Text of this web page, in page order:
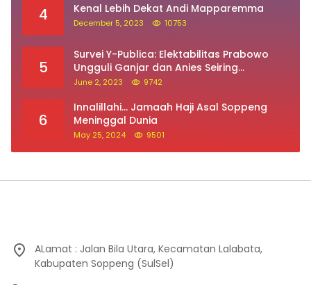
4 Kenal Lebih Dekat Andi Mapparemma
December 5, 2023 10753
5
Survei Y-Publica: Elektabilitas Prabowo
Ungguli Ganjar dan Anies Seiring
Kepuasan Terhadap Jokowi Naik
June 2, 2023 9742
6
Innalillahi… Jamaah Haji Asal Soppeng
Meninggal Dunia
May 25, 2024 9501
ALamat : Jalan Bila Utara, Kecamatan Lalabata,
Kabupaten Soppeng (SulSel)